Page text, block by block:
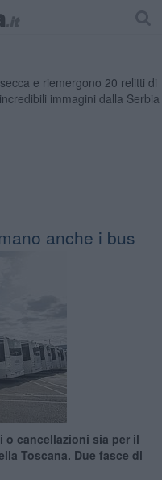
anche i bus
cancellazioni sia per il
Toscana. Due fasce di